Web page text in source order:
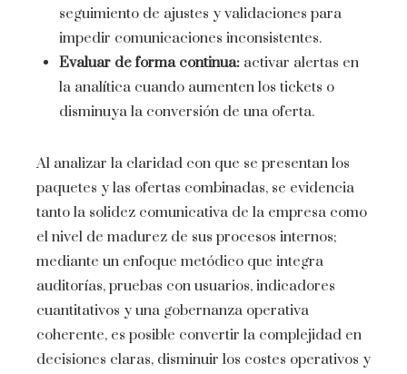
seguimiento de ajustes y validaciones para
impedir comunicaciones inconsistentes.
Evaluar de forma continua: activar alertas en
la analítica cuando aumenten los tickets o
disminuya la conversión de una oferta.
Al analizar la claridad con que se presentan los
paquetes y las ofertas combinadas, se evidencia
tanto la solidez comunicativa de la empresa como
el nivel de madurez de sus procesos internos;
mediante un enfoque metódico que integra
auditorías, pruebas con usuarios, indicadores
cuantitativos y una gobernanza operativa
coherente, es posible convertir la complejidad en
decisiones claras, disminuir los costes operativos y